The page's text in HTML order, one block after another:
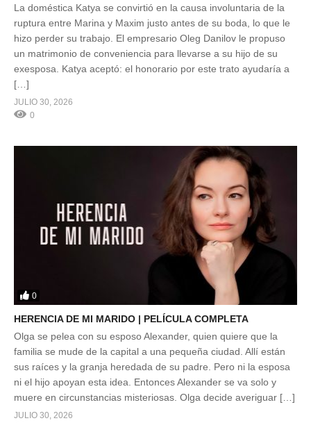
La doméstica Katya se convirtió en la causa involuntaria de la
ruptura entre Marina y Maxim justo antes de su boda, lo que le
hizo perder su trabajo. El empresario Oleg Danilov le propuso
un matrimonio de conveniencia para llevarse a su hijo de su
exesposa. Katya aceptó: el honorario por este trato ayudaría a
[…]
JULIO 30, 2026
0
0
HERENCIA DE MI MARIDO | PELÍCULA COMPLETA
Olga se pelea con su esposo Alexander, quien quiere que la
familia se mude de la capital a una pequeña ciudad. Allí están
sus raíces y la granja heredada de su padre. Pero ni la esposa
ni el hijo apoyan esta idea. Entonces Alexander se va solo y
muere en circunstancias misteriosas. Olga decide averiguar […]
JULIO 30, 2026